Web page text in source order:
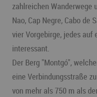
zahlreichen Wanderwege
Nao, Cap Negre, Cabo de
vier Vorgebirge, jedes auf
interessant.
Der Berg "Montgó",
eine Verbindungsstraße
von mehr als 750 m als